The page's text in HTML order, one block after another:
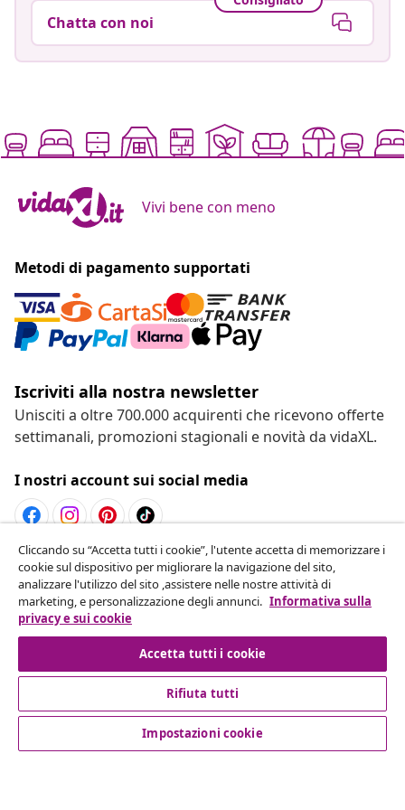
Chatta con noi
Vivi bene con meno
Metodi di pagamento supportati
Iscriviti alla nostra newsletter
Unisciti a oltre 700.000 acquirenti che ricevono offerte
settimanali, promozioni stagionali e novità da vidaXL.
I nostri account sui social media
Recesso dal contratto
Invia una richiesta di recesso per il tuo ordine.
Recesso dal contratto
Servizio clienti
Cliccando su “Accetta tutti i cookie”, l'utente accetta di memorizzare i
cookie sul dispositivo per migliorare la navigazione del sito,
analizzare l'utilizzo del sito ,assistere nelle nostre attività di
marketing, e personalizzazione degli annunci. Informativa sulla
privacy e sui cookie
Accetta tutti i cookie
Rifiuta tutti
Impostazioni cookie